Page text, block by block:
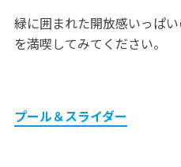
緑に囲まれた開放感いっぱ
を満喫してみてください。
プール＆スライダー